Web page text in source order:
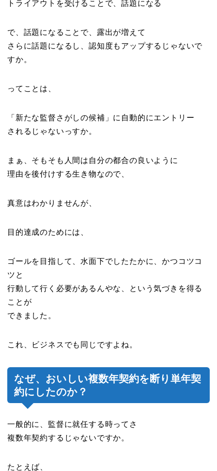
トライアウトを受けることで、話題になる
で、話題になることで、露出が増えて
さらに話題になるし、認知度もアップするじゃないで
すか。
ってことは、
「新たな監督さがしの候補」に自動的にエントリー
されるじゃないっすか。
まぁ、そもそも人間は自分の都合の良いように
理由を後付けする生き物なので、
真意はわかりませんが、
目的達成のためには、
ゴールを目指して、水面下でしたたかに、かつコツコ
ツと
行動して行く必要があるんやな、という気づきを得る
ことが
できました。
これ、ビジネスでも同じですよね。
なぜ、おいしい複数年契約を断り単年契
約にしたのか？
一般的に、監督に就任する時ってさ
複数年契約するじゃないですか。
たとえば、